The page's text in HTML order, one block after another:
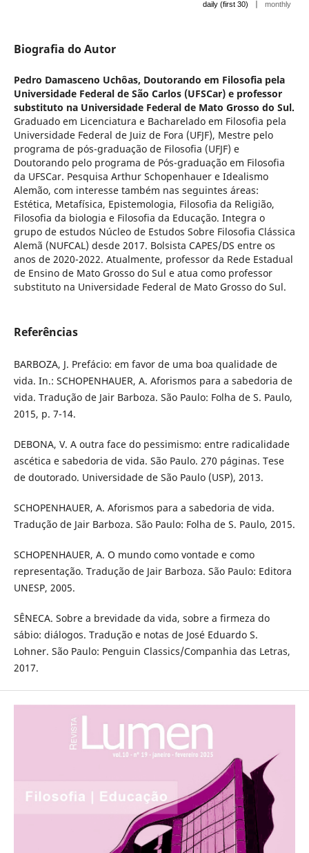
daily (first 30) | monthly
Biografia do Autor
Pedro Damasceno Uchôas, Doutorando em Filosofia pela
Universidade Federal de São Carlos (UFSCar) e professor
substituto na Universidade Federal de Mato Grosso do Sul.
Graduado em Licenciatura e Bacharelado em Filosofia pela
Universidade Federal de Juiz de Fora (UFJF), Mestre pelo
programa de pós-graduação de Filosofia (UFJF) e
Doutorando pelo programa de Pós-graduação em Filosofia
da UFSCar. Pesquisa Arthur Schopenhauer e Idealismo
Alemão, com interesse também nas seguintes áreas:
Estética, Metafísica, Epistemologia, Filosofia da Religião,
Filosofia da biologia e Filosofia da Educação. Integra o
grupo de estudos Núcleo de Estudos Sobre Filosofia Clássica
Alemã (NUFCAL) desde 2017. Bolsista CAPES/DS entre os
anos de 2020-2022. Atualmente, professor da Rede Estadual
de Ensino de Mato Grosso do Sul e atua como professor
substituto na Universidade Federal de Mato Grosso do Sul.
Referências
BARBOZA, J. Prefácio: em favor de uma boa qualidade de
vida. In.: SCHOPENHAUER, A. Aforismos para a sabedoria de
vida. Tradução de Jair Barboza. São Paulo: Folha de S. Paulo,
2015, p. 7-14.
DEBONA, V. A outra face do pessimismo: entre radicalidade
ascética e sabedoria de vida. São Paulo. 270 páginas. Tese
de doutorado. Universidade de São Paulo (USP), 2013.
SCHOPENHAUER, A. Aforismos para a sabedoria de vida.
Tradução de Jair Barboza. São Paulo: Folha de S. Paulo, 2015.
SCHOPENHAUER, A. O mundo como vontade e como
representação. Tradução de Jair Barboza. São Paulo: Editora
UNESP, 2005.
SÊNECA. Sobre a brevidade da vida, sobre a firmeza do
sábio: diálogos. Tradução e notas de José Eduardo S.
Lohner. São Paulo: Penguin Classics/Companhia das Letras,
2017.